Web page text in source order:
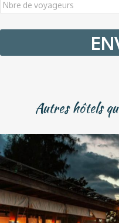
slash
MM
Autres hôtels